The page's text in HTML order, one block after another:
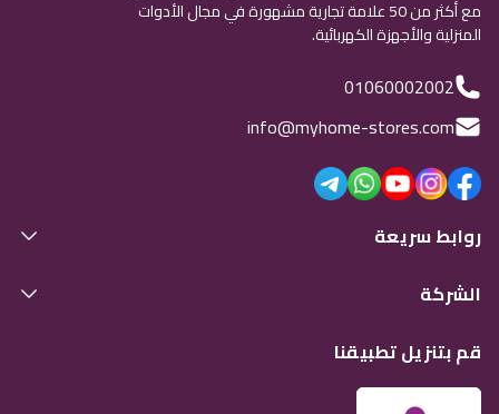
مع أكثر من 50 علامة تجارية مشهورة في مجال الأدوات
المنزلية والأجهزة الكهربائية.
01060002002
info@myhome-stores.com
روابط سريعة
الشركة
قم بتنزيل تطبيقنا